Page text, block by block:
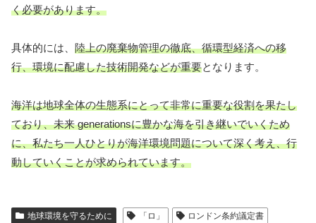
く必要があります。
具体的には、 陸上の廃棄物管理の徹底、循環型経済への移
行、環境に配慮した技術開発などが重要となります。
海洋は地球全体の生態系にとって非常に重要な役割を果たし
ており、未来 generationsに豊かな海を引き継いでいくため
に、私たち一人ひとりが海洋環境問題について深く考え、行
動していくことが求められています。
地球環境を守るために 「ロ」
ロンドン条約議定書